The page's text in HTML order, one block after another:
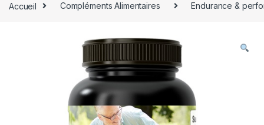
Accueil Compléments Alimentaires Endurance &